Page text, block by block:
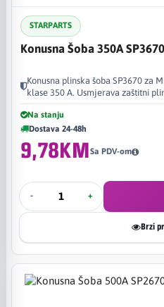
STARPARTS
Konusna Šoba 350A SP3670
Konusna plinska šoba SP3670 za
klase 350 A. Usmjerava zaštitni
Na stanju
Dostava 24-48h
9,78KMSa PDV-om
- +
Brzi